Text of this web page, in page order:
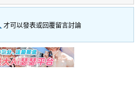
才可以發表或回覆留言討論